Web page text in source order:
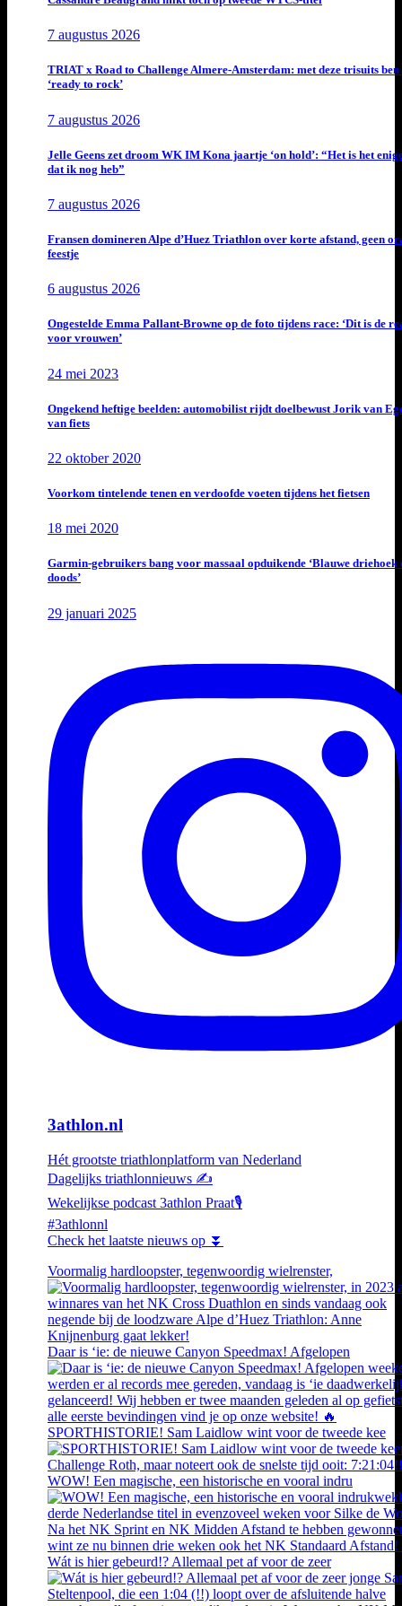
7 augustus 2026
TRIAT x Road to Challenge Almere-Amsterdam: met deze trisuits ben
‘ready to rock’
7 augustus 2026
Jelle Geens zet droom WK IM Kona jaartje ‘on hold’: “Het is het
dat ik nog heb”
7 augustus 2026
Fransen domineren Alpe d’Huez Triathlon over korte afstand, geen
feestje
6 augustus 2026
Ongestelde Emma Pallant-Browne op de foto tijdens race: ‘Dit is de
voor vrouwen’
24 mei 2023
Ongekend heftige beelden: automobilist rijdt doelbewust Jorik van
van fiets
22 oktober 2020
Voorkom tintelende tenen en verdoofde voeten tijdens het fietsen
18 mei 2020
Garmin-gebruikers bang voor massaal opduikende ‘Blauwe driehoek
doods’
29 januari 2025
3athlon.nl
Hét grootste triathlonplatform van Nederland
Dagelijks triathlonnieuws ✍️
Wekelijkse podcast 3athlon Praat🎙️
#3athlonnl
Check het laatste nieuws op ⏬
Voormalig hardloopster, tegenwoordig wielrenster,
Daar is ‘ie: de nieuwe Canyon Speedmax! Afgelopen
SPORTHISTORIE! Sam Laidlow wint voor de tweede kee
WOW! Een magische, een historische en vooral indru
Wát is hier gebeurd!? Allemaal pet af voor de zeer